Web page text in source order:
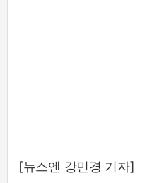
[뉴스엔 강민경 기자]